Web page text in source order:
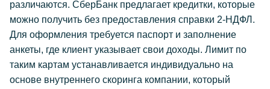
различаются. СберБанк предлагает кредитки, которые
можно получить без предоставления справки 2-НДФЛ.
Для оформления требуется паспорт и заполнение
анкеты, где клиент указывает свои доходы. Лимит по
таким картам устанавливается индивидуально на
основе внутреннего скоринга компании, который